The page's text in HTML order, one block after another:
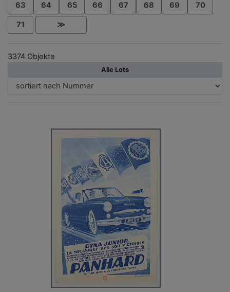
63 64 65 66 67 68 69 70
71 ≫
3374 Objekte
Alle Lots